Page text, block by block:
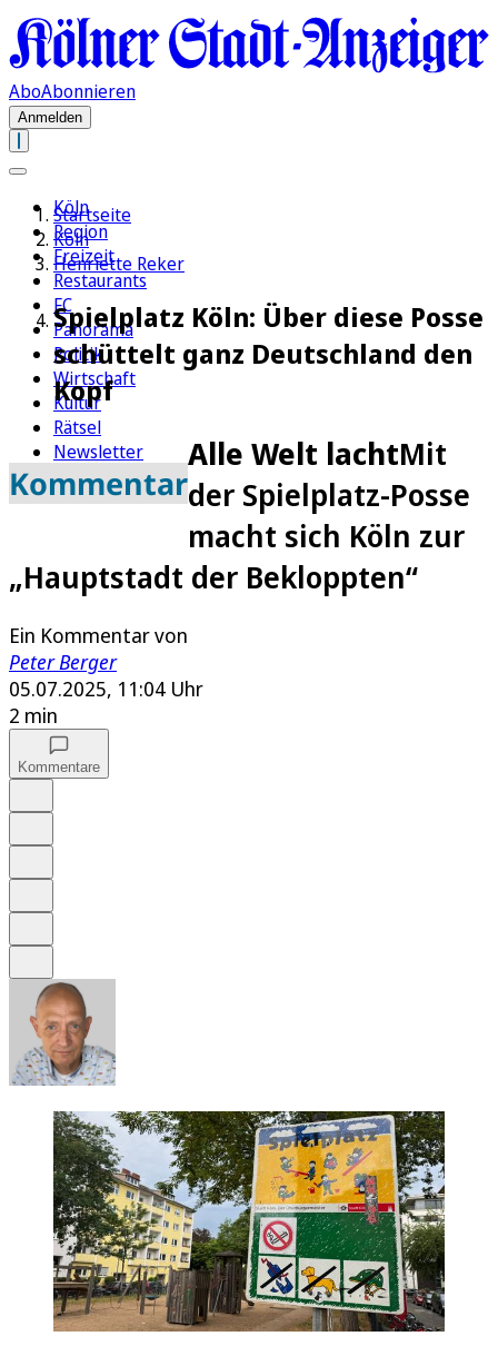
AboAbonnieren
Anmelden
Köln
Region
Freizeit
Restaurants
FC
Panorama
Politik
Wirtschaft
Kultur
Rätsel
Newsletter
E-Paper
Startseite
Köln
Henriette Reker
Spielplatz Köln: Über diese Posse
schüttelt ganz Deutschland den
Kopf
Kommentar
Alle Welt lachtMit
der Spielplatz-Posse
macht sich Köln zur
„Hauptstadt der Bekloppten“
Ein Kommentar von
Peter Berger
05.07.2025, 11:04 Uhr
2 min
Kommentare